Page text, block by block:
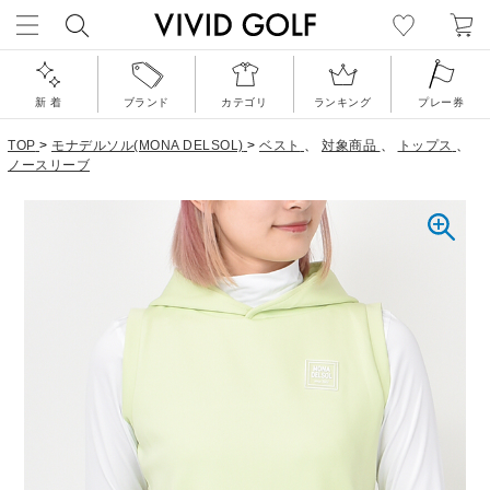
新 着 ブランド カテゴリ ランキング プレー券
TOP > モナデルソル(MONA DELSOL) > ベスト 、 対象商品 、 トップス 、
ノースリーブ